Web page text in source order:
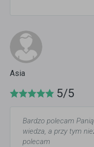
Asia
5/5
Bardzo polecam
wiedza, a przy tym
polecam